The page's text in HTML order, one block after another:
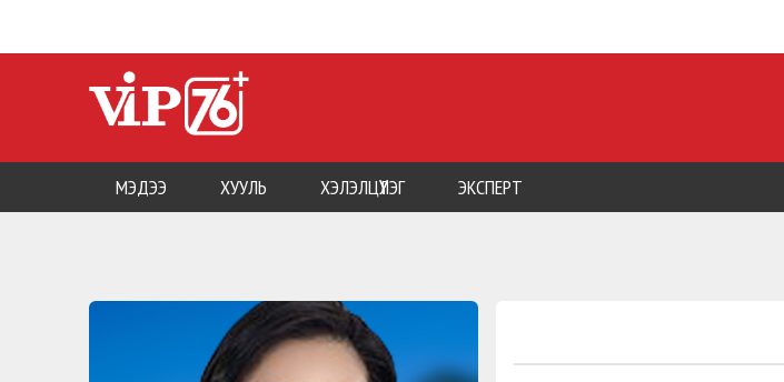
МЭДЭЭ ХУУЛЬ ХЭЛЭЛЦҮҮЛЭГ ЭКСПЕРТ